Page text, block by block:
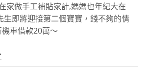
家做手工補貼家計,媽媽也年紀大在
生即將迎接第二個寶寶，錢不夠的情
車借款20萬～